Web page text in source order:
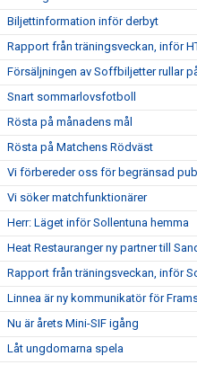
Biljettinformation inför derbyt
Rapport från träningsveckan, inför
Försäljningen av Soffbiljetter rullar
Snart sommarlovsfotboll
Rösta på månadens mål
Rösta på Matchens Rödväst
Vi förbereder oss för begränsad
Vi söker matchfunktionärer
Herr: Läget inför Sollentuna hemma
Heat Restauranger ny partner till
Rapport från träningsveckan, inför
Linnea är ny kommunikatör för
Nu är årets Mini-SIF igång
Låt ungdomarna spela